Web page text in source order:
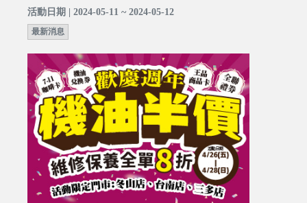
活動日期 | 2024-05-11 ~ 2024-05-12
最新消息